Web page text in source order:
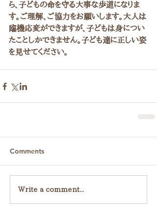
ら、子どもの命を守る大事な歩道になりま
す。ご理解、ご協力をお願いします。大人は
臨機応変ができますが、子どもは身につい
たことしかできません。子ども達に正しい姿
を見せてください。
Comments
Write a comment...